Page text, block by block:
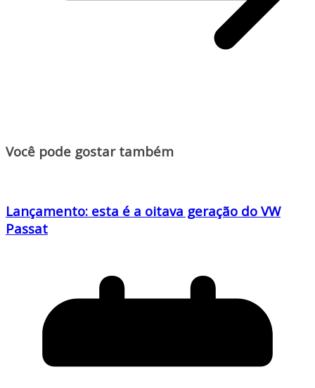
Você pode gostar também
Lançamento: esta é a oitava geração do VW
Passat